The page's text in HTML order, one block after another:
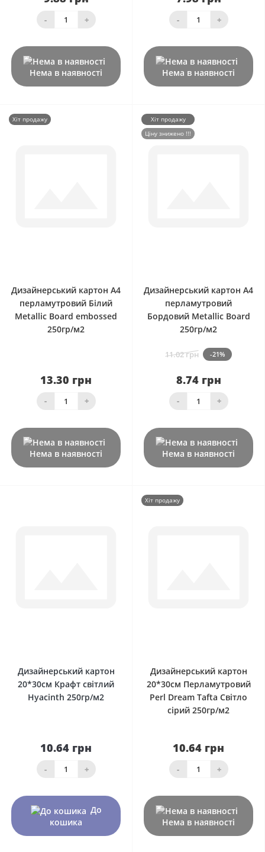
- +
Нема в наявності
- +
Нема в наявності
Хіт продажу
Дизайнерський картон А4
перламутровий Білий
Metallic Board embossed
250гр/м2
13.30 грн
- +
Нема в наявності
Хіт продажу
Ціну знижено !!!
Дизайнерський картон А4
перламутровий
Бордовий Metallic Board
250гр/м2
11.02 грн -21%
8.74 грн
- +
Нема в наявності
Дизайнерський картон
20*30см Крафт світлий
Hyacinth 250гр/м2
10.64 грн
- +
До
кошика
Хіт продажу
Дизайнерський картон
20*30см Перламутровий
Perl Dream Tafta Світло
сірий 250гр/м2
10.64 грн
- +
Нема в наявності